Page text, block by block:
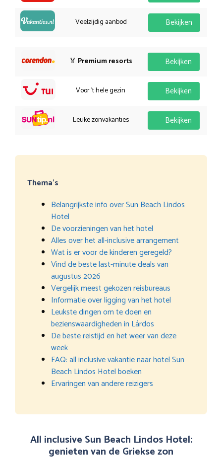
Veelzijdig aanbod Bekijken
🏅 Premium resorts Bekijken
Voor 't hele gezin Bekijken
Leuke zonvakanties Bekijken
Thema’s
Belangrijkste info over Sun Beach Lindos
Hotel
De voorzieningen van het hotel
Alles over het all-inclusive arrangement
Wat is er voor de kinderen geregeld?
Vind de beste last-minute deals van
augustus 2026
Vergelijk meest gekozen reisbureaus
Informatie over ligging van het hotel
Leukste dingen om te doen en
bezienswaardigheden in Lárdos
De beste reistijd en het weer van deze
week
FAQ: all inclusive vakantie naar hotel Sun
Beach Lindos Hotel boeken
Ervaringen van andere reizigers
All inclusive Sun Beach Lindos Hotel:
genieten van de Griekse zon